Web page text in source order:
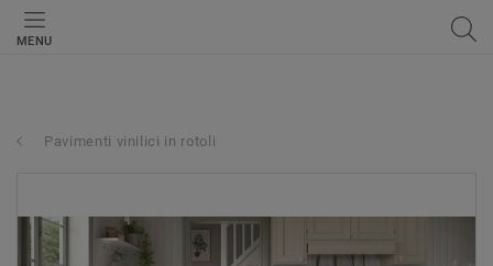
MENU
Pavimenti vinilici in rotoli